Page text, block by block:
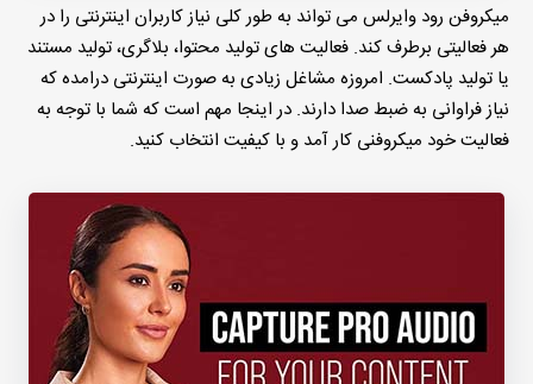
میکروفن رود وایرلس می تواند به طور کلی نیاز کاربران اینترنتی را در
هر فعالیتی برطرف کند. فعالیت های تولید محتوا، بلاگری، تولید مستند
یا تولید پادکست. امروزه مشاغل زیادی به صورت اینترنتی درامده که
نیاز فراوانی به ضبط صدا دارند. در اینجا مهم است که شما با توجه به
فعالیت خود میکروفنی کار آمد و با کیفیت انتخاب کنید.